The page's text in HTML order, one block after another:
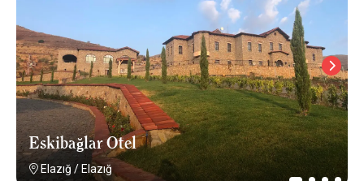
Eskibağlar Otel
Elazığ / Elazığ